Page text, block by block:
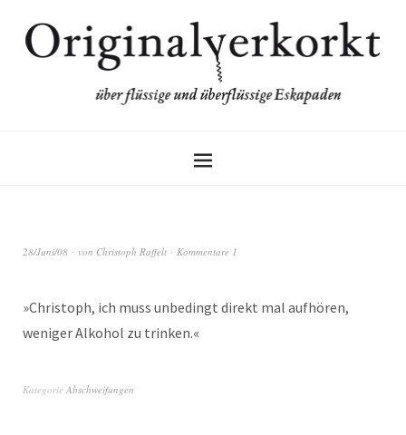
28/Juni/08 von Christoph Raffelt Kommentare 1
»Christoph, ich muss unbedingt direkt mal aufhören,
weniger Alkohol zu trinken.«
Kategorie Abschweifungen